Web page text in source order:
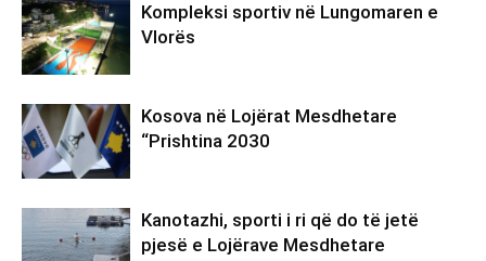
Kompleksi sportiv në Lungomaren e
Vlorës
Kosova në Lojërat Mesdhetare
“Prishtina 2030
Kanotazhi, sporti i ri që do të jetë
pjesë e Lojërave Mesdhetare